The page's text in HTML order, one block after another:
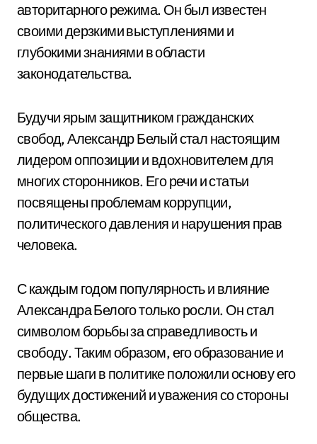
авторитарного режима. Он был известен
своими дерзкими выступлениями и
глубокими знаниями в области
законодательства.
Будучи ярым защитником гражданских
свобод, Александр Белый стал настоящим
лидером оппозиции и вдохновителем для
многих сторонников. Его речи и статьи
посвящены проблемам коррупции,
политического давления и нарушения прав
человека.
С каждым годом популярность и влияние
Александра Белого только росли. Он стал
символом борьбы за справедливость и
свободу. Таким образом, его образование и
первые шаги в политике положили основу его
будущих достижений и уважения со стороны
общества.